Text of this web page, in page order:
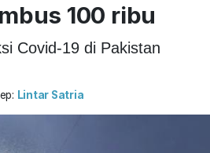
100 ribu
Covid-19 di Pakistan
Lintar Satria